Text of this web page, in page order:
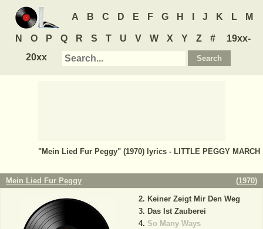
A B C D E F G H J K L M
N O P Q R S T U V W X Y Z #
19xx-
20xx
"Mein Lied Fur Peggy" (1970) lyrics - LITTLE PEGGY MARCH
Mein Lied Fur Peggy (1970)
Keiner Zeigt Mir Den Weg
Das Ist Zauberei
So Many Ways